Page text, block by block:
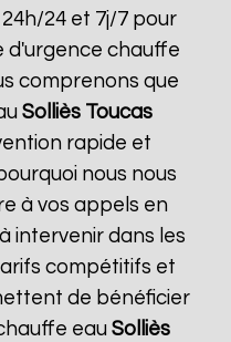
24 et 7j/7 pour
d'urgence chauffe
comprenons que
Solliès Toucas
rapide et
nous nous
à vos appels en
intervenir dans les
compétitifs et
de bénéficier
eau Solliès